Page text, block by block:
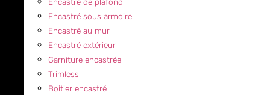
Encastré de plafond
Encastré sous armoire
Encastré au mur
Encastré extérieur
Garniture encastrée
Trimless
Boitier encastré